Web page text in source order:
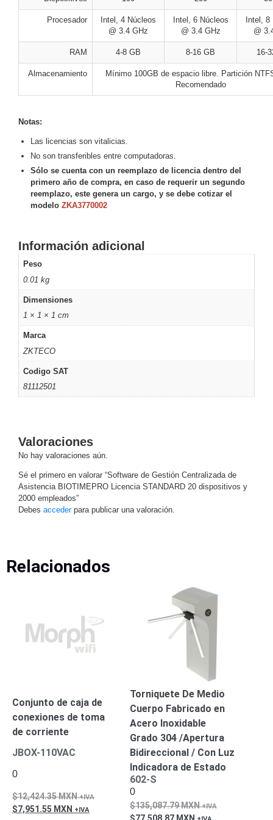
Alimentación
RespaldoInyectores
PDU Plantas
de
Kits-
Sistemas
Completos
IP
MegapixelTurboHD
de 8
Canales
Monitores
Pantallas
Mobiliario
Accesorios
Apoyo
/
Monitores
Seguridad
CoaxialCorriente
AlternaCorriente
DirectaRedes
Servidores
/
Almacenamiento
eSATA Discos
SD /
Memorias
AplicaciónUnidades
de Estado
Sólido
Software
EPCOM
CloudHIKVISION HoneywellWisenet
Procesador
Intel, 4 Núcleos
@ 3.4 GHz
Intel, 6 Núcleos
@ 3.4 GHz
Intel, 8
@
RAM 4-8 GB 8-16 GB 16-
Almacenamiento
Mínimo 100GB de espacio libre. Partición
Recomendado
Notas:
Las licencias son vitalicias.
No son transferibles entre computadoras.
Sólo se cuenta con un reemplazo de licencia dentro del
primero año de compra, en caso de requerir un segundo
reemplazo, este genera un cargo, y se debe cotizar el
modelo ZKA3770002
Información adicional
Peso
0.01 kg
Dimensiones
1 × 1 × 1 cm
Marca
ZKTECO
Codigo SAT
81112501
Valoraciones
No hay valoraciones aún.
Sé el primero en valorar “Software de Gestión Centralizada de
Asistencia BIOTIMEPRO Licencia STANDARD 20 dispositivos y
2000 empleados”
Debes accederpara publicar una valoración.
Relacionados
Conjunto de caja de
conexiones de toma
de corriente
JBOX-110VAC
0
12,424.35MXN
7,951.55 MXN
Torniquete De Medio
Cuerpo Fabricado en
Acero Inoxidable
Grado 304 /Apertura
Bidireccional / Con Luz
Indicadora de Estado
602-S
0
135,087.79MXN
77,508.87 MXN